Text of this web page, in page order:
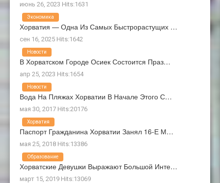
июнь 26, 2023 Hits:1631
Хорватия — Одна Из Самых Быстрорастущих …
сен 16, 2025 Hits:1642
Экономика
В Хорватском Городе Осиек Состоится Праз…
апр 25, 2023 Hits:1654
Новости
Вода На Пляжах Хорватии В Начале Этого С…
мая 30, 2017 Hits:20176
Новости
Паспорт Гражданина Хорватии Занял 16-Е М…
мая 25, 2018 Hits:13386
Хорватия
Хорватские Девушки Выражают Большой Инте…
март 15, 2019 Hits:13069
Образование